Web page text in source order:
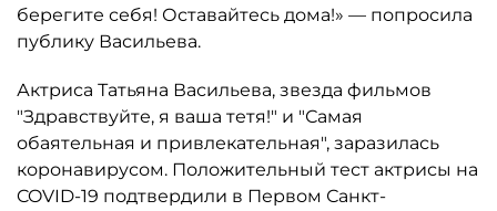
берегите себя! Оставайтесь дома!» — попросила
публику Васильева.
Актриса Татьяна Васильева, звезда фильмов
"Здравствуйте, я ваша тетя!" и "Самая
обаятельная и привлекательная", заразилась
коронавирусом. Положительный тест актрисы на
COVID-19 подтвердили в Первом Санкт-